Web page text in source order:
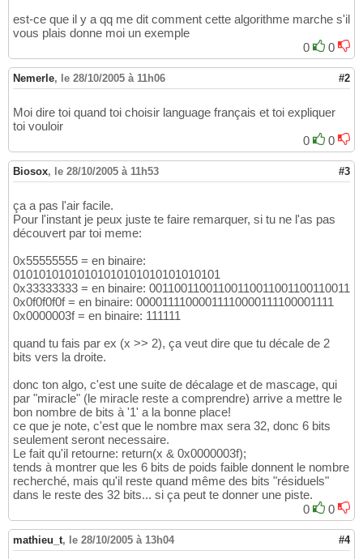
est-ce que il y a qq me dit comment cette algorithme marche s'il
vous plais donne moi un exemple
0
0
Nemerle, le 28/10/2005 à 11h06 #2
Moi dire toi quand toi choisir language français et toi expliquer
toi vouloir
0
0
Biosox, le 28/10/2005 à 11h53 #3
ça a pas l'air facile.
Pour l'instant je peux juste te faire remarquer, si tu ne l'as pas
découvert par toi meme:
0x55555555 = en binaire:
01010101010101010101010101010101
0x33333333 = en binaire: 00110011001100110011001100110011
0x0f0f0f0f = en binaire: 00001111000011110000111100001111
0x0000003f = en binaire: 111111
quand tu fais par ex (x >> 2), ça veut dire que tu décale de 2
bits vers la droite.
donc ton algo, c'est une suite de décalage et de mascage, qui
par "miracle" (le miracle reste a comprendre) arrive a mettre le
bon nombre de bits à '1' a la bonne place!
ce que je note, c'est que le nombre max sera 32, donc 6 bits
seulement seront necessaire.
Le fait qu'il retourne: return(x & 0x0000003f);
tends à montrer que les 6 bits de poids faible donnent le nombre
recherché, mais qu'il reste quand même des bits "résiduels"
dans le reste des 32 bits... si ça peut te donner une piste.
0
0
mathieu_t, le 28/10/2005 à 13h04 #4